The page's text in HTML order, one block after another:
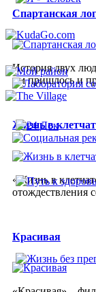
Спартанская
История двух
им пришлось и
Жизнь в
«Жизнь в
отождествления
Красивая